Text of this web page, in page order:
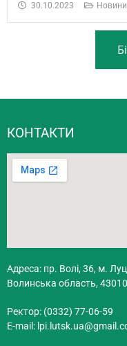
30.10.2023 Новини
КОНТАКТИ
Адреса: пр. Волі, 36, м.
Волинська область, 43010
Ректор: (0332) 77-06-59
E-mail: